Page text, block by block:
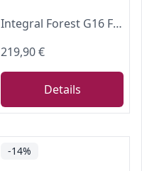
Integral Forest G16 Forsthelm – Premium Forstschutzhelm mit feinem Visier, integriertem Gehörschutz & Belüftung – KlimaAIR Komfort, KWF-geprüft schwarz
219,90 €
Details
-14%